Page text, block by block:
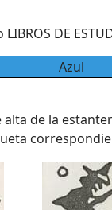
DE
Azul
de la